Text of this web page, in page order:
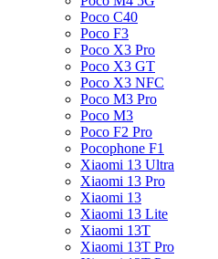
Poco C40
Poco F3
Poco X3 Pro
Poco X3 GT
Poco X3 NFC
Poco M3 Pro
Poco M3
Poco F2 Pro
Pocophone F1
Xiaomi 13 Ultra
Xiaomi 13 Pro
Xiaomi 13
Xiaomi 13 Lite
Xiaomi 13T
Xiaomi 13T Pro